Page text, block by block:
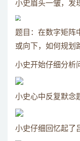
小史眉头一皱，发
题目：在数字矩阵
或向下，如何规划
小史开始仔细分析
小史心中反复默念
小史仔细回忆起了